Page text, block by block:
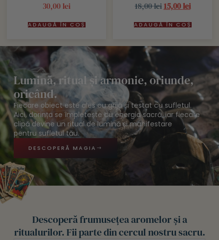
30,00lei
ADAUGĂ ÎN COȘ
18,00lei 15,00lei
ADAUGĂ ÎN COȘ
Lumină, ritual și armonie, oriunde,
oricând.
Fiecare obiect este ales cu grijă și testat cu sufletul.
Aici, dorința se împletește cu energia sacră, iar fiecare
clipă devine un ritual de lumină și manifestare
pentru sufletul tău.
DESCOPERĂ MAGIA
Descoperă frumusețea aromelor și a
ritualurilor. Fii parte din cercul nostru sacru.